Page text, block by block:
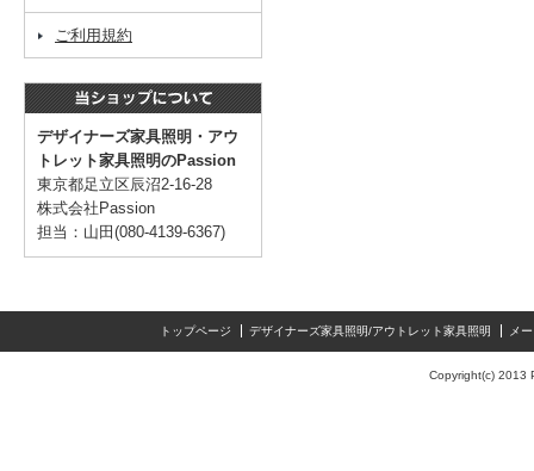
ご利用規約
デザイナーズ家具照明・アウ
トレット家具照明のPassion
東京都足立区辰沼2-16-28
株式会社Passion
担当：山田(080-4139-6367)
トップページ デザイナーズ家具照明/アウトレット家具照明 メ
Copyright(c) 2013